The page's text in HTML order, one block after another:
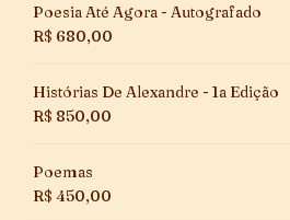
Poesia Até Agora - Autografado
R$ 680,00
Histórias De Alexandre - 1a Edição
R$ 850,00
Poemas
R$ 450,00